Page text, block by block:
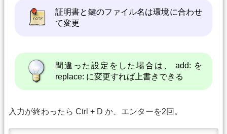
証明書と鍵のファイル名は環境に合わせ
て変更
間違った設定をした場合は、 add: を
replace: に変更すれば上書きできる
入力が終わったら Ctrl + D か、エンターを2回。